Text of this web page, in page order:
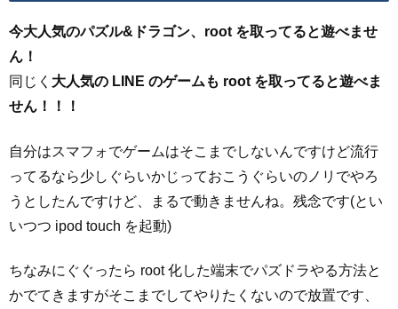
今大人気のパズル&ドラゴン、root を取ってると遊べませ
ん！
同じく 大人気の LINE のゲームも root を取ってると遊べま
せん！！！
自分はスマフォでゲームはそこまでしないんですけど流行
ってるなら少しぐらいかじっておこうぐらいのノリでやろ
うとしたんですけど、まるで動きませんね。残念です(とい
いつつ ipod touch を起動)
ちなみにぐぐったら root 化した端末でパズドラやる方法と
かでてきますがそこまでしてやりたくないので放置です、